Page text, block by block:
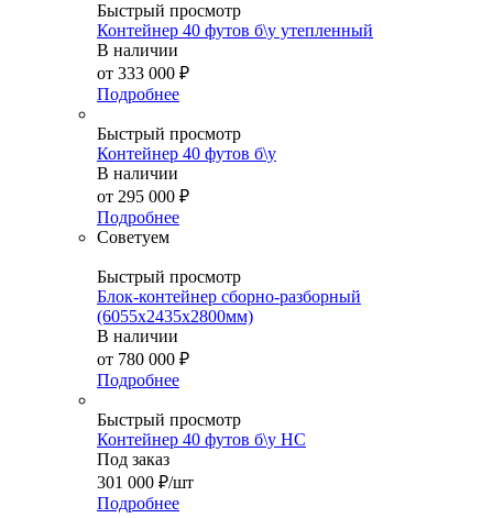
Быстрый просмотр
Контейнер 40 футов б\у утепленный
В наличии
от 333 000 ₽
Подробнее
Быстрый просмотр
Контейнер 40 футов б\у
В наличии
от 295 000 ₽
Подробнее
Советуем
Быстрый просмотр
Блок-контейнер сборно-разборный
(6055х2435х2800мм)
В наличии
от 780 000 ₽
Подробнее
Быстрый просмотр
Контейнер 40 футов б\у HC
Под заказ
301 000 ₽/шт
Подробнее